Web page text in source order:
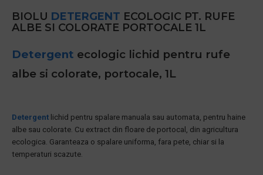
BIOLU DETERGENT ECOLOGIC PT. RUFE
ALBE SI COLORATE PORTOCALE 1L
Detergent ecologic lichid pentru rufe
albe si colorate, portocale, 1L
Detergent lichid pentru spalare manuala sau automata, pentru haine
albe sau colorate. Cu extract din floare de portocal, din agricultura
ecologica. Garanteaza o spalare uniforma, fara pete, chiar si la
temperaturi scazute.